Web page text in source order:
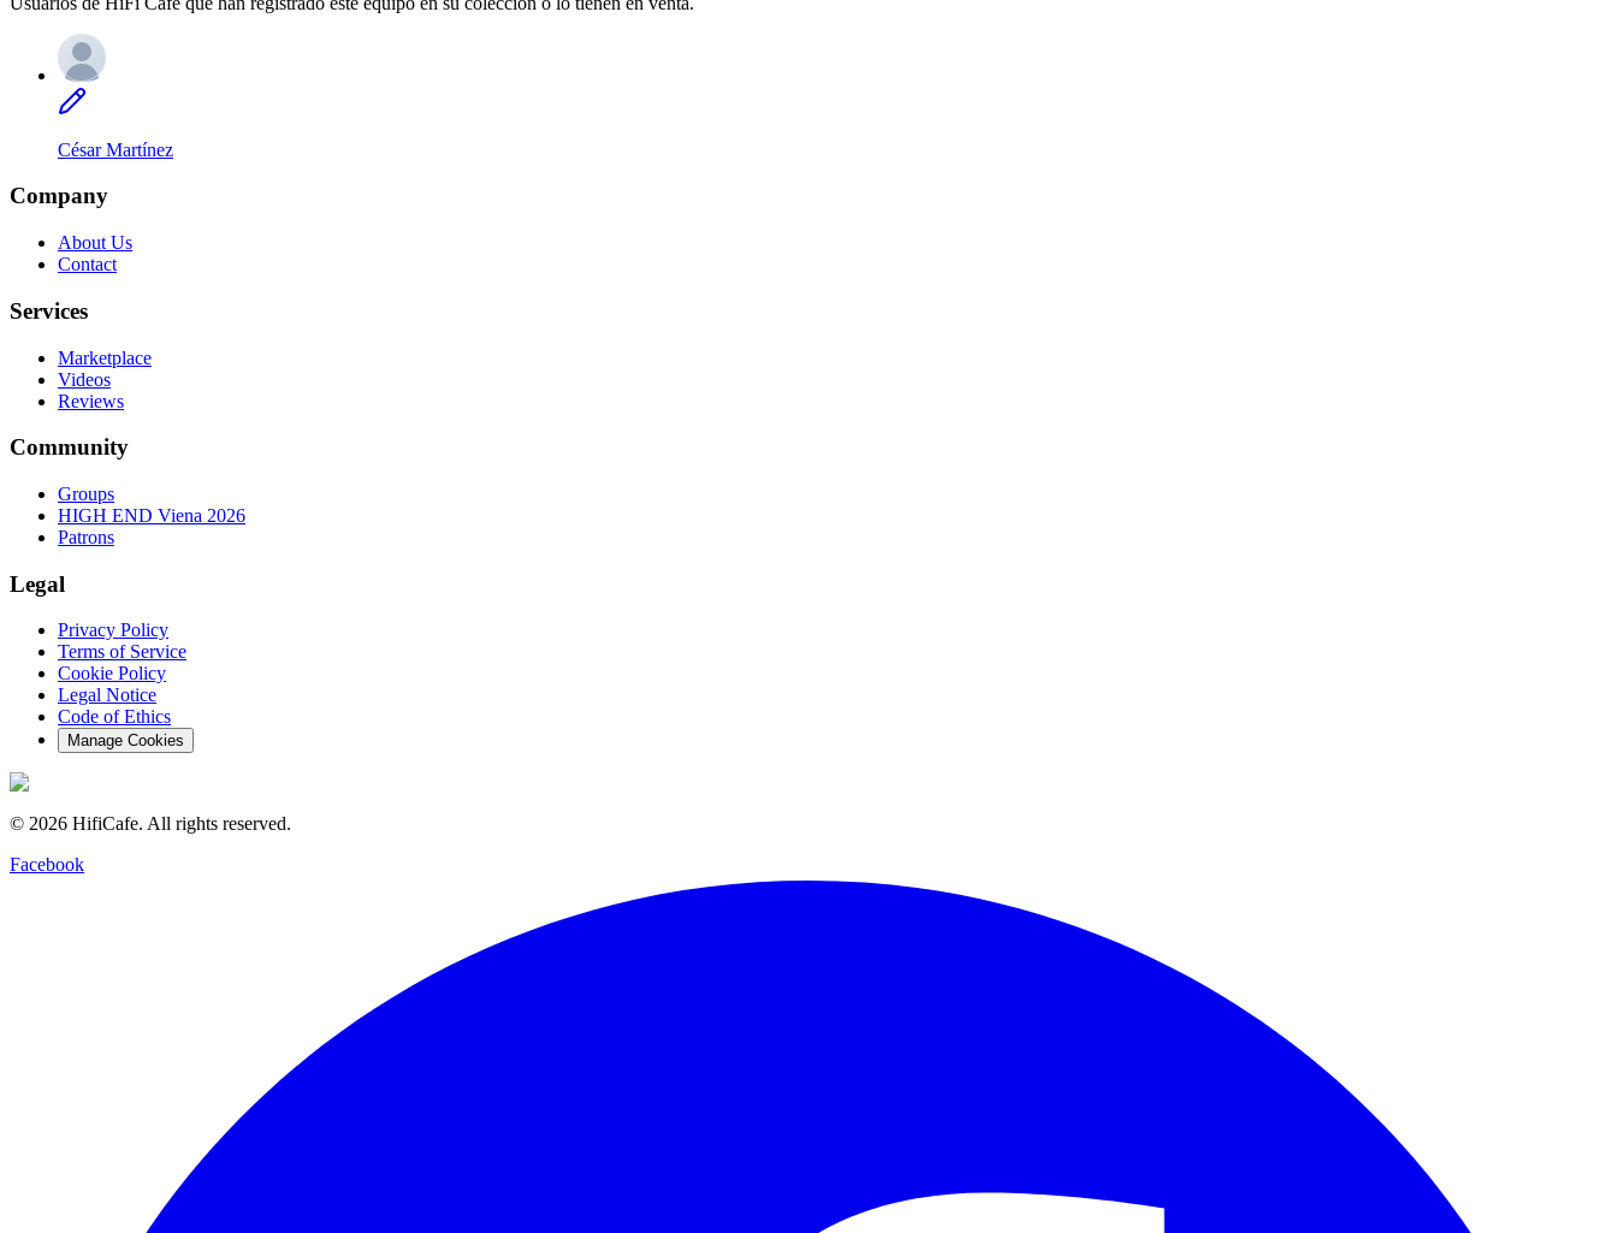
César Martínez
Company
About Us
Contact
Services
Marketplace
Videos
Reviews
Community
Groups
HIGH END Viena 2026
Patrons
Legal
Privacy Policy
Terms of Service
Cookie Policy
Legal Notice
Code of Ethics
Manage Cookies
© 2026 HifiCafe. All rights reserved.
Facebook